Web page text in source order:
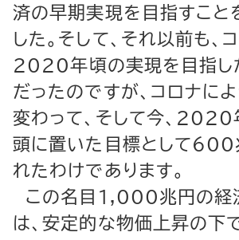
済の早期実現を目指すこと
した。そして、それ以前も、
2020年頃の実現を目指し
だったのですが、コロナに
変わって、そして今、
頭に置いた目標として600
れたわけであります。
この名目1,000兆円の経
は、安定的な物価上昇の下